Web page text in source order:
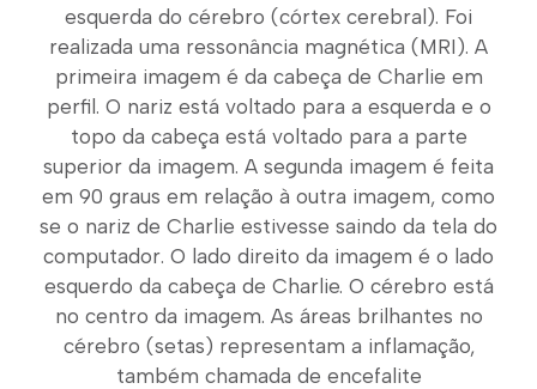
esquerda do cérebro (córtex cerebral). Foi
realizada uma ressonância magnética (MRI). A
primeira imagem é da cabeça de Charlie em
perfil. O nariz está voltado para a esquerda e o
topo da cabeça está voltado para a parte
superior da imagem. A segunda imagem é feita
em 90 graus em relação à outra imagem, como
se o nariz de Charlie estivesse saindo da tela do
computador. O lado direito da imagem é o lado
esquerdo da cabeça de Charlie. O cérebro está
no centro da imagem. As áreas brilhantes no
cérebro (setas) representam a inflamação,
também chamada de encefalite